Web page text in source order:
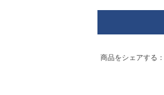
商品をシェアする：